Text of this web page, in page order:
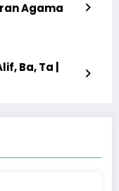
Agama
Ba, Ta |